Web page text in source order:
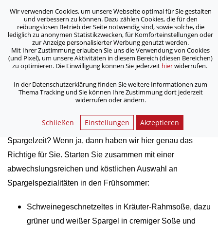
ASB Bonn/Rhein-Sieg/Eifel e.V.
bewegt Menschen
Home / Aktuelles / Zeit für Spargel!
Zeit für Spargel!
Freuen Sie sich genauso wie wir auf die diesjährige
Spargelzeit? Wenn ja, dann haben wir hier genau das
Richtige für Sie. Starten Sie zusammen mit einer
abwechslungsreichen und köstlichen Auswahl an
Spargelspezialitäten in den Frühsommer:
Schweinegeschnetzeltes in Kräuter-Rahmsoße, dazu
grüner und weißer Spargel in cremiger Soße und
Wir verwenden Cookies, um unsere Webseite optimal für Sie gestalten
und verbessern zu können. Dazu zählen Cookies, die für den
reibungslosen Betrieb der Seite notwendig sind, sowie solche, die
lediglich zu anonymen Statistikzwecken, für Komforteinstellungen oder
zur Anzeige personalisierter Werbung genutzt werden.
Mit Ihrer Zustimmung erlauben Sie uns die Verwendung von Cookies
(und Pixel), um unsere Aktivitäten in diesem Bereich (diesen Bereichen)
zu optimieren. Die Einwilligung können Sie jederzeit hierwiderrufen.
In der Datenschutzerklärung finden Sie weitere Informationen zum
Thema Tracking und Sie können Ihre Zustimmung dort jederzeit
widerrufen oder ändern.
Schließen Einstellungen Akzeptieren